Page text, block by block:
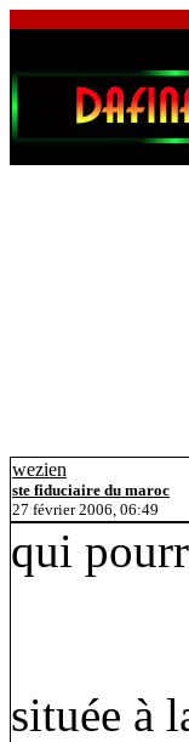
wezien
ste fiduciaire du maroc
27 février 2006, 06:49
qui
située à